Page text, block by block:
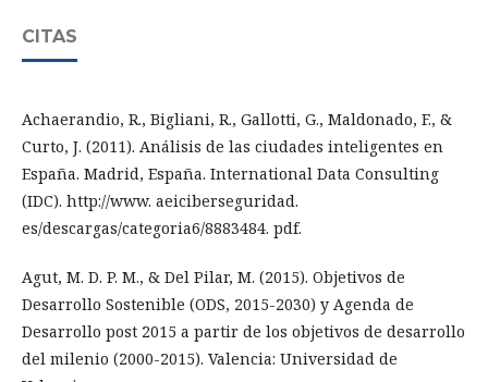
CITAS
Achaerandio, R., Bigliani, R., Gallotti, G., Maldonado, F., &
Curto, J. (2011). Análisis de las ciudades inteligentes en
España. Madrid, España. International Data Consulting
(IDC). http://www. aeiciberseguridad.
es/descargas/categoria6/8883484. pdf.
Agut, M. D. P. M., & Del Pilar, M. (2015). Objetivos de
Desarrollo Sostenible (ODS, 2015-2030) y Agenda de
Desarrollo post 2015 a partir de los objetivos de desarrollo
del milenio (2000-2015). Valencia: Universidad de